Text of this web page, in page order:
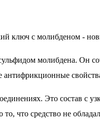
молибдена. Он
Это состав с
то, что средство не